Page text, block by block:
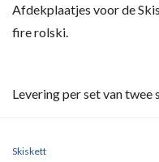
Afdekplaatjes voor de
fire rolski.
Levering per set van twee
Skiskett